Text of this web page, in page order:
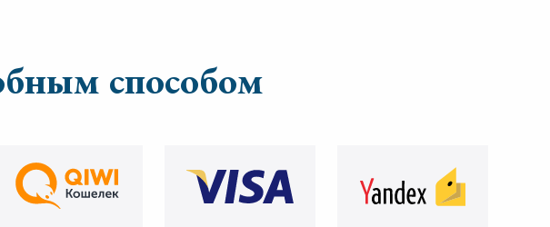
способом